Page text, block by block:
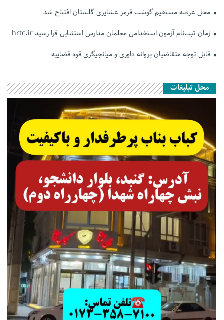
محل عرضه مستقیم گوشت قرمز عشایری گلستان افتتاح شد
زمان ثبت‌نام آزمون استخدامی معلمان مدارس استثنایی فرا رسید hrtc.ir
قابل توجه متقاضیان پروانه داوری و میانجیگری قوه قضاییه
محل تبلیغات